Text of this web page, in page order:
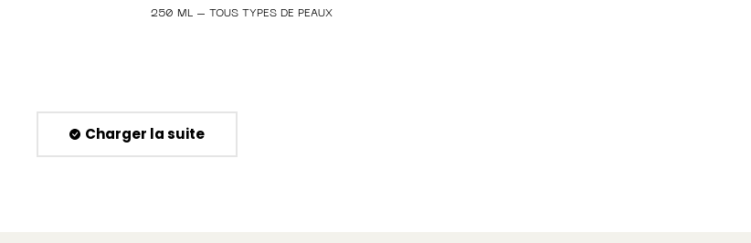
250 ML – TOUS TYPES DE PEAUX
Charger la suite